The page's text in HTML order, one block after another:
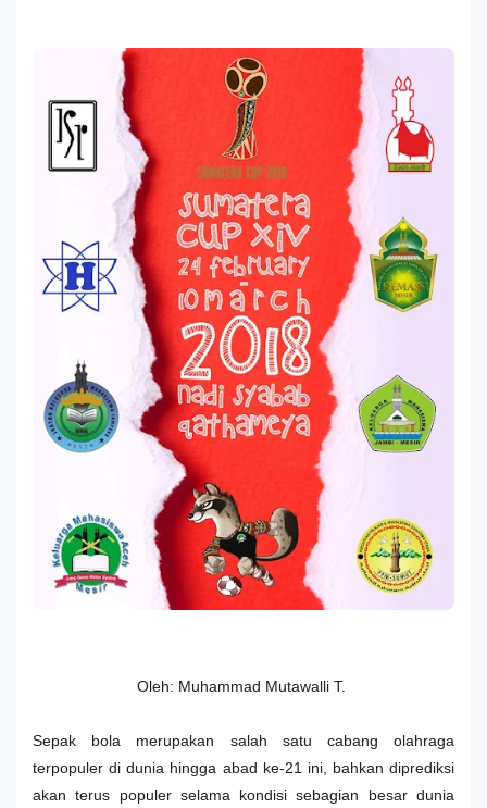
Oleh: Muhammad Mutawalli T.
Sepak bola merupakan salah satu cabang olahraga
terpopuler di dunia hingga abad ke-21 ini, bahkan diprediksi
akan terus populer selama kondisi sebagian besar dunia